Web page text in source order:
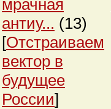
мрачная
антиу... (13)
[Отстраиваем
вектор в
будущее
России]